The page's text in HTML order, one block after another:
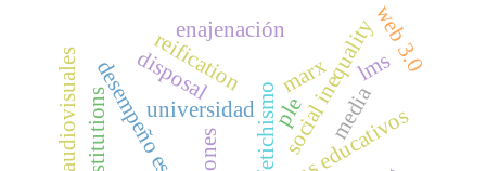
universidad fetichismo
desempeño escolar social inequality
institutions
disposal
reification
enajenación
marx
media
ple
lmsweb 3.0